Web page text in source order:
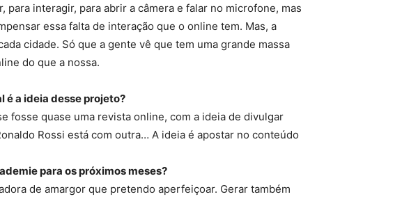
interagir, para abrir a câmera e falar no microfone, mas
essa falta de interação que o online tem. Mas, a
cidade. Só que a gente vê que tem uma grande massa
do que a nossa.
é a ideia desse projeto?
fosse quase uma revista online, com a ideia de divulgar
Rossi está com outra… A ideia é apostar no conteúdo
para os próximos meses?
de amargor que pretendo aperfeiçoar. Gerar também